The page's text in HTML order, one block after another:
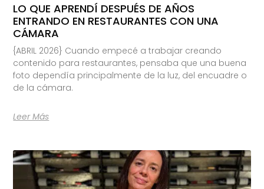
LO QUE APRENDÍ DESPUÉS DE AÑOS
ENTRANDO EN RESTAURANTES CON UNA
CÁMARA
{ABRIL 2026} Cuando empecé a trabajar creando
contenido para restaurantes, pensaba que una buena
foto dependía principalmente de la luz, del encuadre o
de la cámara.
Leer Más